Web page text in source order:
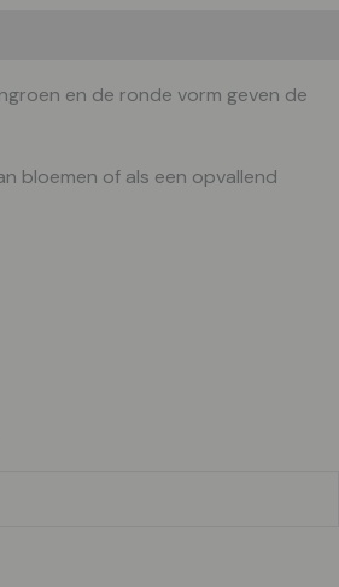
en de ronde vorm geven de
bloemen of als een opvallend